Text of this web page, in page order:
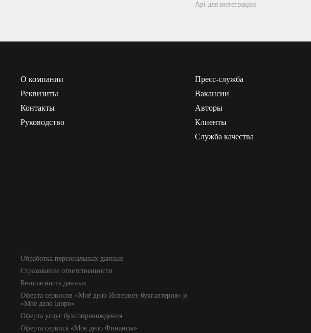
Api для интеграции
О компании
Реквизиты
Контакты
Руководство
Пресс-служба
Вакансии
Авторы
Клиенты
Служба качества
Обработка персональных данных
Страхование ответственности
Безопасность данных
Оферта сервисов «Моё дело Интернет-бухгалтерия» и
«Моё дело Бюро»
Оферта услуг бухсопровождения
Оферта сервиса «Моё дело Финансы»